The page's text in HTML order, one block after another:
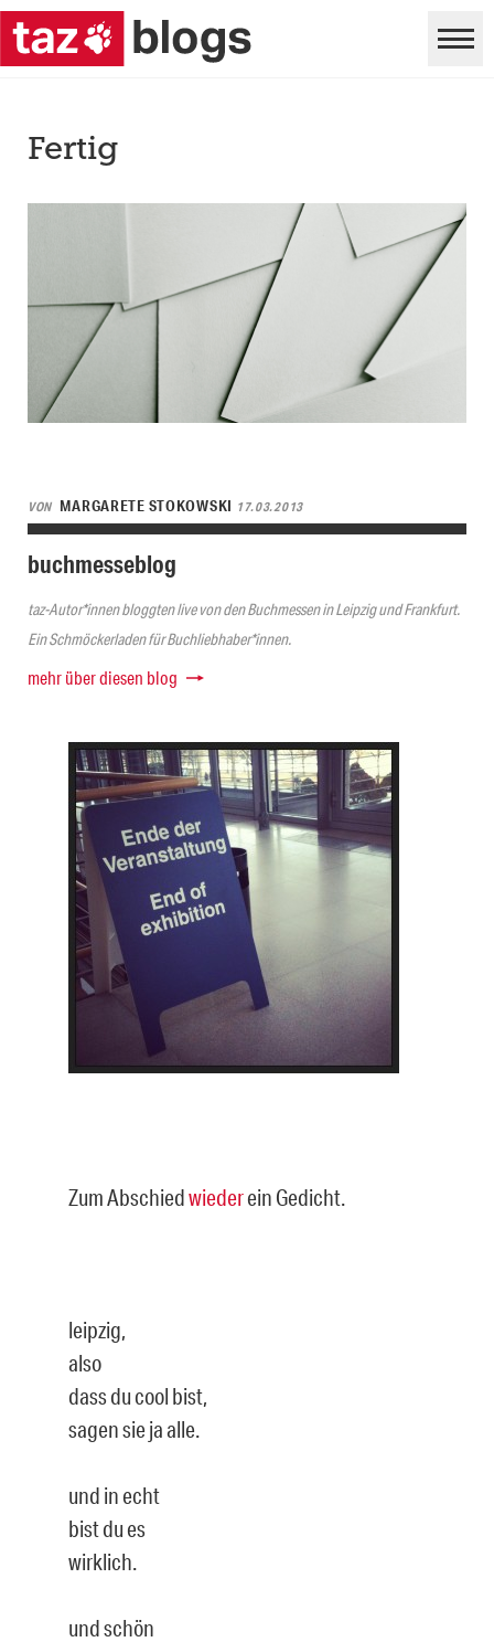
Fertig
VON MARGARETE STOKOWSKI 17.03.2013
buchmesseblog
taz-Autor*innen bloggten live von den Buchmessen in Leipzig und Frankfurt.
Ein Schmöckerladen für Buchliebhaber*innen.
mehr über diesen blog
Zum Abschiedwiederein Gedicht.
leipzig,
also
dass du cool bist,
sagen sie ja alle.
und in echt
bist du es
wirklich.
und schön